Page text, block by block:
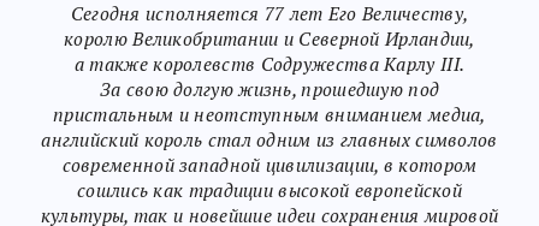
Сегодня исполняется 77 лет Его Величеству,
королю Великобритании и Северной Ирландии,
а также королевств Содружества Карлу III.
За свою долгую жизнь, прошедшую под
пристальным и неотступным вниманием медиа,
английский король стал одним из главных символов
современной западной цивилизации, в котором
сошлись как традиции высокой европейской
культуры, так и новейшие идеи сохранения мировой